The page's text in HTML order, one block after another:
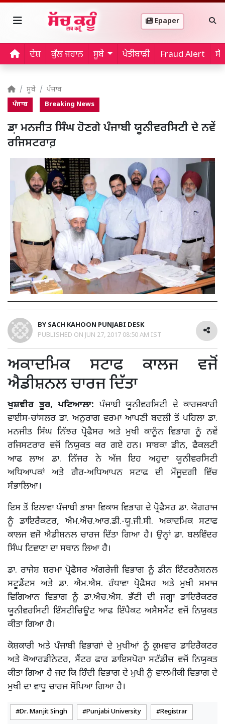
Epaper
ਦੇਸ਼ ਕੁੱਲ ਜਹਾਨ ਸੂਬੇ ਖੇਤੀਬਾੜੀ Fraud Alert
ਸੂਬੇ ਪੰਜਾਬ
ਪੰਜਾਬ Breaking News
ਡਾ਼ ਮਨਜੀਤ ਸਿੰਘ ਹੋਣਗੇ ਪੰਜਾਬੀ ਯੂਨੀਵਰਸਿਟੀ ਦੇ ਨਵੇਂ
ਰਜਿਸਟਰਾਰ਼
BY SACH KAHOON PUNJABI DESK
PUBLISHED ON JUN 27, 2017 08:50 AM IST
ਅਕਾਦਮਿਕ ਸਟਾਫ ਕਾਲਜ ਵਜੋਂ
ਐਡੀਸ਼ਨਲ ਚਾਰਜ ਦਿੱਤਾ
ਖੁਸ਼ਵੀਰ ਤੂਰ, ਪਟਿਆਲਾ: ਪੰਜਾਬੀ ਯੂਨੀਵਰਸਿਟੀ ਦੇ ਕਾਰਜਕਾਰੀ
ਵਾਈਸ-ਚਾਂਸਲਰ ਡਾ. ਅਨੁਰਾਗ ਵਰਮਾ ਆਪਣੀ ਬਦਲੀ ਤੋਂ ਪਹਿਲਾ ਡਾ.
ਮਨਜੀਤ ਸਿੰਘ ਨਿੱਝਰ ਪ੍ਰੋਫੈਸਰ ਅਤੇ ਮੁਖੀ ਕਾਨੂੰਨ ਵਿਭਾਗ ਨੂੰ ਨਵੇਂ
ਰਜਿਸਟਰਾਰ ਵਜੋਂ ਨਿਯੁਕਤ ਕਰ ਗਏ ਹਨ। ਸਾਬਕਾ ਡੀਨ, ਫੈਕਲਟੀ
ਆਫ ਲਾਅ ਡਾ. ਨਿੱਜਰ ਨੇ ਅੱਜ ਇਹ ਅਹੁਦਾ ਯੂਨੀਵਰਸਿਟੀ
ਅਧਿਆਪਕਾਂ ਅਤੇ ਗੈਰ-ਅਧਿਆਪਨ ਸਟਾਫ ਦੀ ਮੌਜੂਦਗੀ ਵਿੱਚ
ਸੰਭਾਲਿਆ।
ਇਸ ਤੋਂ ਇਲਾਵਾ ਪੰਜਾਬੀ ਭਾਸ਼ਾ ਵਿਕਾਸ ਵਿਭਾਗ ਦੇ ਪ੍ਰੋਫੈਸਰ ਡਾ. ਯੋਗਰਾਜ
ਨੂੰ ਡਾਇਰੈਕਟਰ, ਐਮ.ਐਚ.ਆਰ.ਡੀ.-ਯੂ.ਜੀ.ਸੀ. ਅਕਾਦਮਿਕ ਸਟਾਫ
ਕਾਲਜ ਵਜੋਂ ਐਡੀਸ਼ਨਲ ਚਾਰਜ ਦਿੱਤਾ ਗਿਆ ਹੈ। ਉਨ੍ਹਾਂ ਡਾ. ਬਲਵਿੰਦਰ
ਸਿੰਘ ਟਿਵਾਣਾ ਦਾ ਸਥਾਨ ਲਿਆ ਹੈ।
ਡਾ. ਰਾਜੇਸ਼ ਸ਼ਰਮਾ ਪ੍ਰੋਫੈਸਰ ਅੰਗਰੇਜੀ ਵਿਭਾਗ ਨੂੰ ਡੀਨ ਇੰਟਰਨੈਸ਼ਨਲ
ਸਟੂਡੈਂਟਸ ਅਤੇ ਡਾ. ਐਮ.ਐਸ. ਰੰਧਾਵਾ ਪ੍ਰੋਫੈਸਰ ਅਤੇ ਮੁਖੀ ਸਮਾਜ
ਵਿਗਿਆਨ ਵਿਭਾਗ ਨੂੰ ਡਾ.ਐਚ.ਐਸ. ਭੱਟੀ ਦੀ ਜਗ੍ਹਾ ਡਾਇਰੈਕਟਰ
ਯੂਨੀਵਰਸਿਟੀ ਇੰਸਟੀਚਿਊਟ ਆਫ ਇੰਪੈਕਟ ਅਸੈਸਮੈਂਟ ਵਜੋਂ ਨਿਯੁਕਤ
ਕੀਤਾ ਗਿਆ ਹੈ।
ਕੋਸ਼ਕਾਰੀ ਅਤੇ ਪੰਜਾਬੀ ਵਿਭਾਗਾਂ ਦੇ ਮੁਖੀਆਂ ਨੂੰ ਕ੍ਰਮਵਾਰ ਡਾਇਰੈਕਟਰ
ਅਤੇ ਕੋਆਰਡੀਨੇਟਰ, ਸੈਂਟਰ ਫਾਰ ਡਾਇਸਪੋਰਾ ਸਟੱਡੀਜ਼ ਵਜੋਂ ਨਿਯੁਕਤ
ਕੀਤਾ ਗਿਆ ਹੈ ਜਦ ਕਿ ਹਿੰਦੀ ਵਿਭਾਗ ਦੇ ਮੁਖੀ ਨੂੰ ਵਾਲਮੀਕੀ ਵਿਭਾਗ ਦੇ
ਮੁਖੀ ਦਾ ਵਾਧੂ ਚਾਰਜ ਸੌਂਪਿਆ ਗਿਆ ਹੈ।
Dr. Manjit Singh Punjabi University Registrar